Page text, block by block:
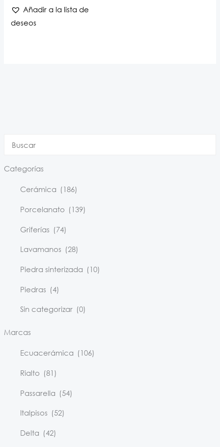
Categorías
Cerámica (186)
Porcelanato (139)
Griferías (74)
Lavamanos (28)
Piedra sinterizada (10)
Piedras (4)
Sin categorizar (0)
Marcas
Ecuacerámica (106)
Rialto (81)
Passarella (54)
Italpisos (52)
Delta (42)
Añadir a la lista de
deseos